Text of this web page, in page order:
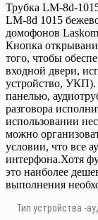
Трубка LM-8d-
LM-8d 1015
домофонов
Кнопка
того, чтобы
входной двери,
устройство, УКП).
панелью,
разговора
использовании
можно
условии, что все
интерфона.Хотя
это наиболее
выполнения
Тип устройства -